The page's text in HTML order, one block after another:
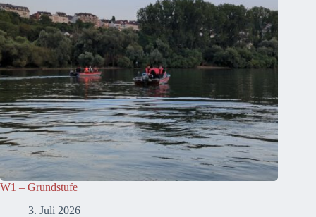
W1 – Grundstufe
3. Juli 2026